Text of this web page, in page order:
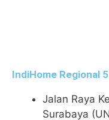
IndiHome Regional 5
Jalan Raya
Surabaya